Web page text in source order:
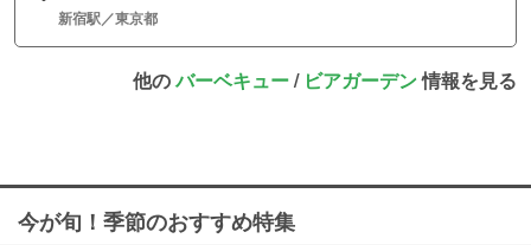
新宿駅／東京都
他のバーベキュー/ ビアガーデン情報を見る
今が旬！季節のおすすめ特集